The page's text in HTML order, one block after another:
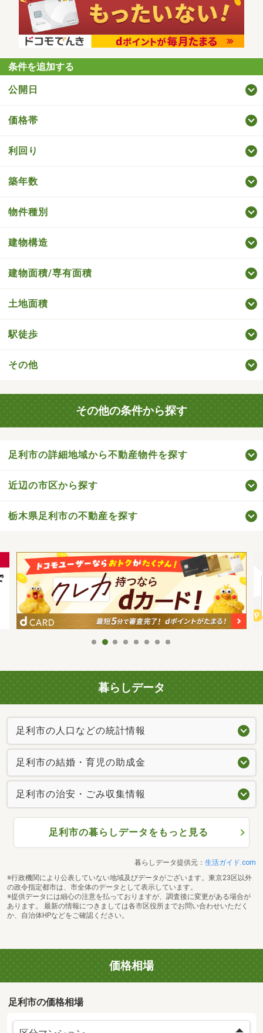
条件を追加する
公開日
価格帯
利回り
築年数
物件種別
建物構造
建物面積/専有面積
土地面積
駅徒歩
その他
その他の条件から探す
足利市の詳細地域から不動産物件を探す
近辺の市区から探す
栃木県足利市の不動産を探す
暮らしデータ
足利市の人口などの統計情報
足利市の結婚・育児の助成金
足利市の治安・ごみ収集情報
足利市の暮らしデータをもっと見る
暮らしデータ提供元： 生活ガイド.com
※行政機関により公表していない地域及びデータがございます。東京23区以外
の政令指定都市は、市全体のデータとして表示しています。
※提供データには細心の注意を払っておりますが、調査後に変更がある場合が
あります。 最新の情報につきましては各市区役所までお問い合わせいただく
か、自治体HPなどをご確認ください。
価格相場
足利市の価格相場